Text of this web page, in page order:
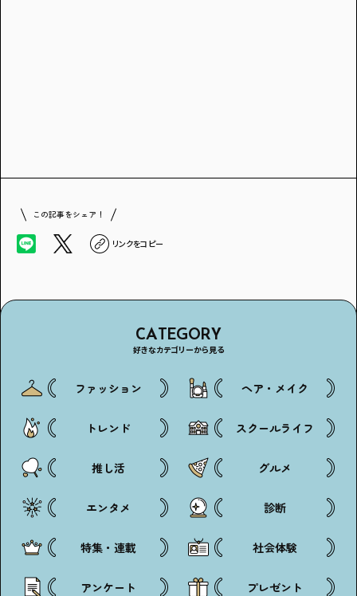
この記事をシェア！
リンクをコピー
CATEGORY
好きなカテゴリーから見る
ファッション ヘア・メイク
トレンド スクールライフ
推し活 グルメ
エンタメ 診断
特集・連載 社会体験
アンケート プレゼント